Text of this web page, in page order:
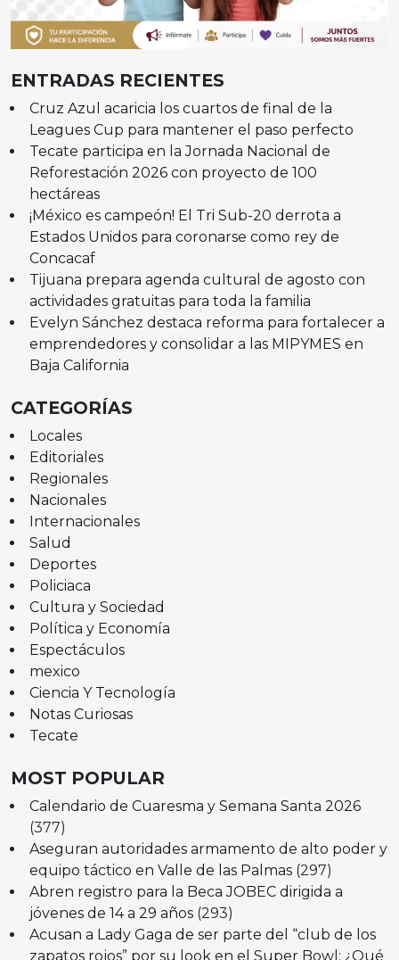
ENTRADAS RECIENTES
Cruz Azul acaricia los cuartos de final de la
Leagues Cup para mantener el paso perfecto
Tecate participa en la Jornada Nacional de
Reforestación 2026 con proyecto de 100
hectáreas
¡México es campeón! El Tri Sub-20 derrota a
Estados Unidos para coronarse como rey de
Concacaf
Tijuana prepara agenda cultural de agosto con
actividades gratuitas para toda la familia
Evelyn Sánchez destaca reforma para fortalecer a
emprendedores y consolidar a las MIPYMES en
Baja California
CATEGORÍAS
Locales
Editoriales
Regionales
Nacionales
Internacionales
Salud
Deportes
Policiaca
Cultura y Sociedad
Política y Economía
Espectáculos
mexico
Ciencia Y Tecnología
Notas Curiosas
Tecate
MOST POPULAR
Calendario de Cuaresma y Semana Santa 2026
(377)
Aseguran autoridades armamento de alto poder y
equipo táctico en Valle de las Palmas (297)
Abren registro para la Beca JOBEC dirigida a
jóvenes de 14 a 29 años (293)
Acusan a Lady Gaga de ser parte del “club de los
zapatos rojos” por su look en el Super Bowl: ¿Qué